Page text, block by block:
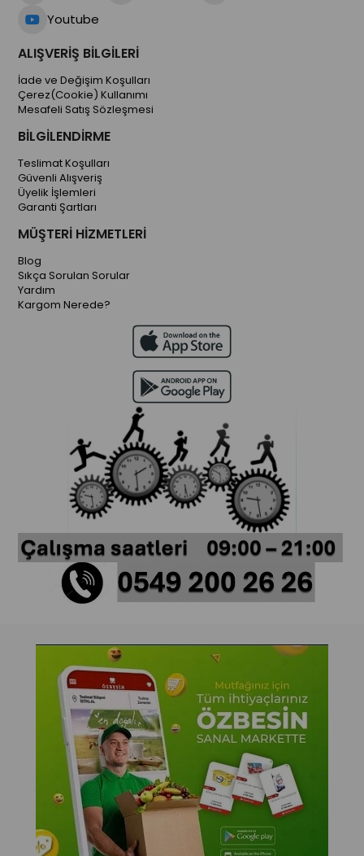
Youtube
ALIŞVERİŞ BİLGİLERİ
İade ve Değişim Koşulları
Çerez(Cookie) Kullanımı
Mesafeli Satış Sözleşmesi
BİLGİLENDİRME
Teslimat Koşulları
Güvenli Alışveriş
Üyelik İşlemleri
Garanti Şartları
MÜŞTERİ HİZMETLERİ
Blog
Sıkça Sorulan Sorular
Yardım
Kargom Nerede?